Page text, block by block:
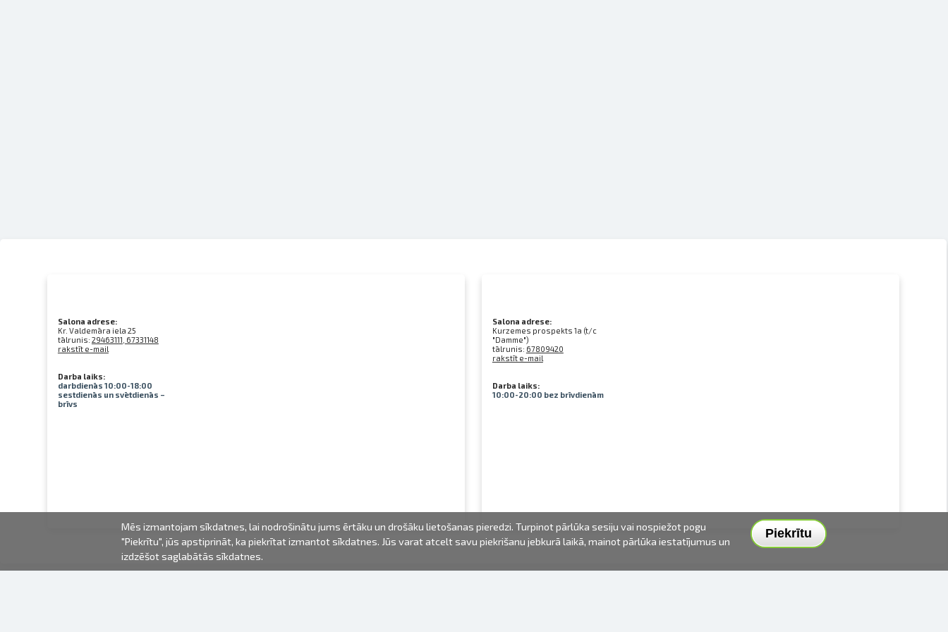
Salona adrese:
Kr. Valdemāra iela 25
tālrunis: 29463111, 67331148
rakstīt e-mail
Darba laiks:
darbdienās 10:00-18:00
sestdienās un svētdienās –
brīvs
Salona adrese:
Kurzemes prospekts 1a (t/c
"Damme")
tālrunis: 67809420
rakstīt e-mail
Darba laiks:
10:00-20:00 bez brīvdienām
Piekrītu
Mēs izmantojam sīkdatnes, lai nodrošinātu jums ērtāku un drošāku lietošanas pieredzi. Turpinot pārlūka sesiju vai nospiežot pogu
"Piekrītu", jūs apstiprināt, ka piekrītat izmantot sīkdatnes. Jūs varat atcelt savu piekrišanu jebkurā laikā, mainot pārlūka iestatījumus un
izdzēšot saglabātās sīkdatnes.